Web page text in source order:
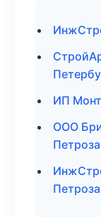
ИП
ООО